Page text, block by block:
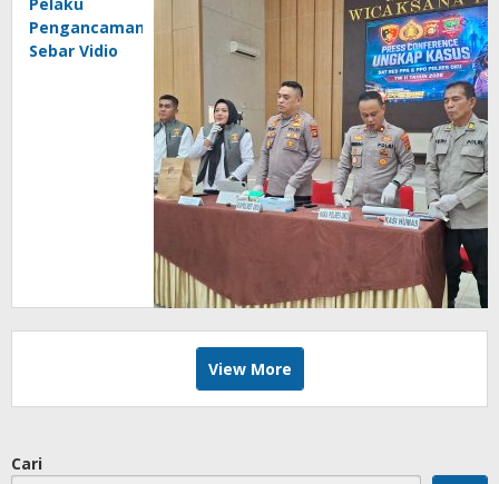
Pengancaman
Sebar Vidio
View More
Cari